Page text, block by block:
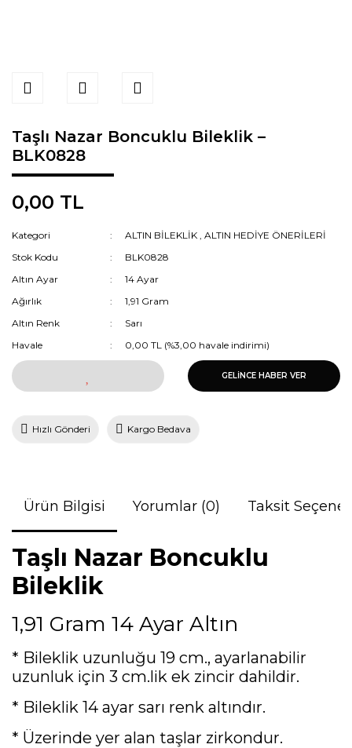
Taşlı Nazar Boncuklu Bileklik –
BLK0828
0,00 TL
Kategori ALTIN BİLEKLİK ,ALTIN HEDİYE ÖNERİLERİ
Stok Kodu
BLK0828
Altın Ayar
14 Ayar
Ağırlık
1,91 Gram
Altın Renk
Sarı
Havale
0,00 TL (%3,00 havale indirimi)
GELİNCE HABER VER
Hızlı Gönderi Kargo Bedava
Ürün Bilgisi Yorumlar (0) Taksit
Taşlı Nazar Boncuklu
Bileklik
1,91 Gram 14 Ayar Altın
* Bileklik uzunluğu 19 cm., ayarlanabilir
uzunluk için 3 cm.lik ek zincir dahildir.
* Bileklik 14 ayar sarı renk altındır.
* Üzerinde yer alan taşlar zirkondur.